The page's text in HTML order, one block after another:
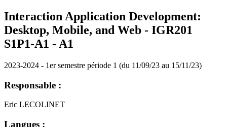
Interaction Application Development:
Desktop, Mobile, and Web - IGR201
S1P1-A1 - A1
2023-2024 - 1er semestre période 1 (du 11/09/23 au 15/11/23)
Responsable :
Eric LECOLINET
Langues :